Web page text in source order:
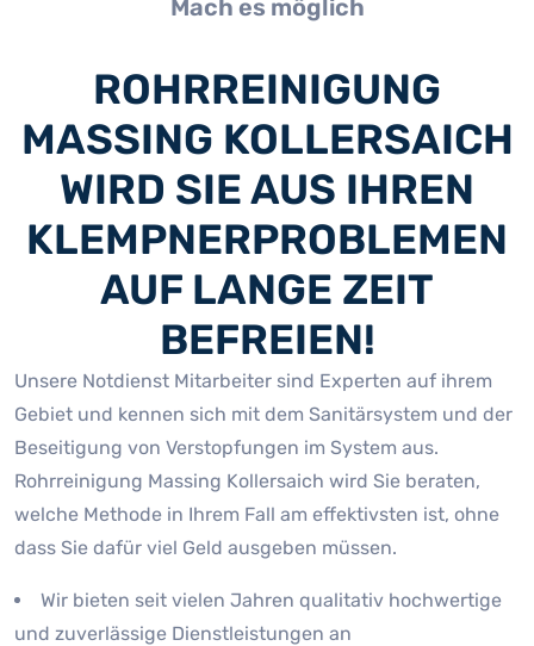
Mach es möglich
ROHRREINIGUNG
MASSING KOLLERSAICH
WIRD SIE AUS IHREN
KLEMPNERPROBLEMEN
AUF LANGE ZEIT
BEFREIEN!
Unsere Notdienst Mitarbeiter sind Experten auf ihrem
Gebiet und kennen sich mit dem Sanitärsystem und der
Beseitigung von Verstopfungen im System aus.
Rohrreinigung Massing Kollersaich wird Sie beraten,
welche Methode in Ihrem Fall am effektivsten ist, ohne
dass Sie dafür viel Geld ausgeben müssen.
Wir bieten seit vielen Jahren qualitativ hochwertige
und zuverlässige Dienstleistungen an